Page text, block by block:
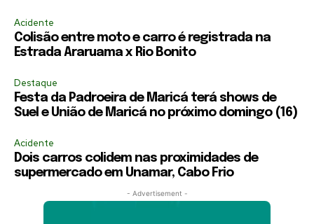
Acidente
Colisão entre moto e carro é registrada na
Estrada Araruama x Rio Bonito
Destaque
Festa da Padroeira de Maricá terá shows de
Suel e União de Maricá no próximo domingo (16)
Acidente
Dois carros colidem nas proximidades de
supermercado em Unamar, Cabo Frio
- Advertisement -